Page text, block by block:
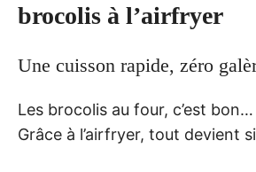
brocolis à l’airfryer
Une cuisson rapide, zéro
Les brocolis au four, c’est
Grâce à l’airfryer, tout devient